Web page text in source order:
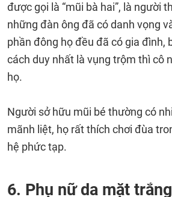
được gọi là “mũi bà hai”, là người
những đàn ông đã có danh vọng
phần đông họ đều đã có gia đình,
cách duy nhất là vụng trộm thì cô
họ.
Người sở hữu mũi bé thường có
mãnh liệt, họ rất thích chơi đùa
hệ phức tạp.
6. Phụ nữ da mặt